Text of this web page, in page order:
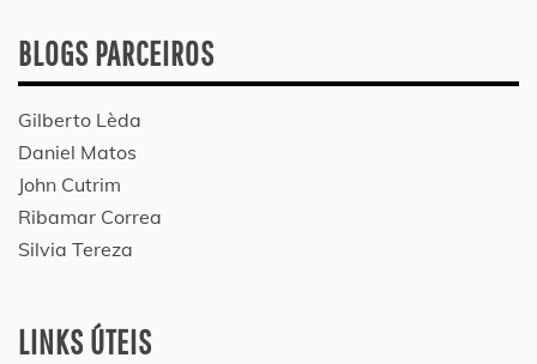
BLOGS PARCEIROS
Gilberto Lèda
Daniel Matos
John Cutrim
Ribamar Correa
Silvia Tereza
LINKS ÚTEIS